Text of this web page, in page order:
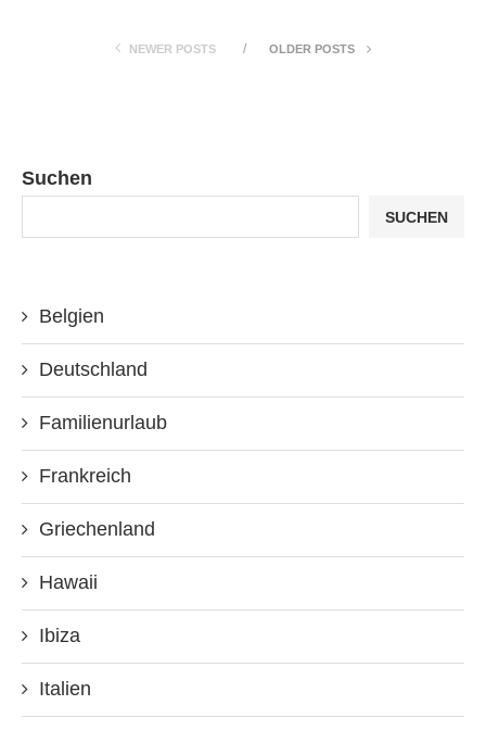
NEWER POSTS OLDER POSTS
Suchen
SUCHEN
Belgien
Deutschland
Familienurlaub
Frankreich
Griechenland
Hawaii
Ibiza
Italien